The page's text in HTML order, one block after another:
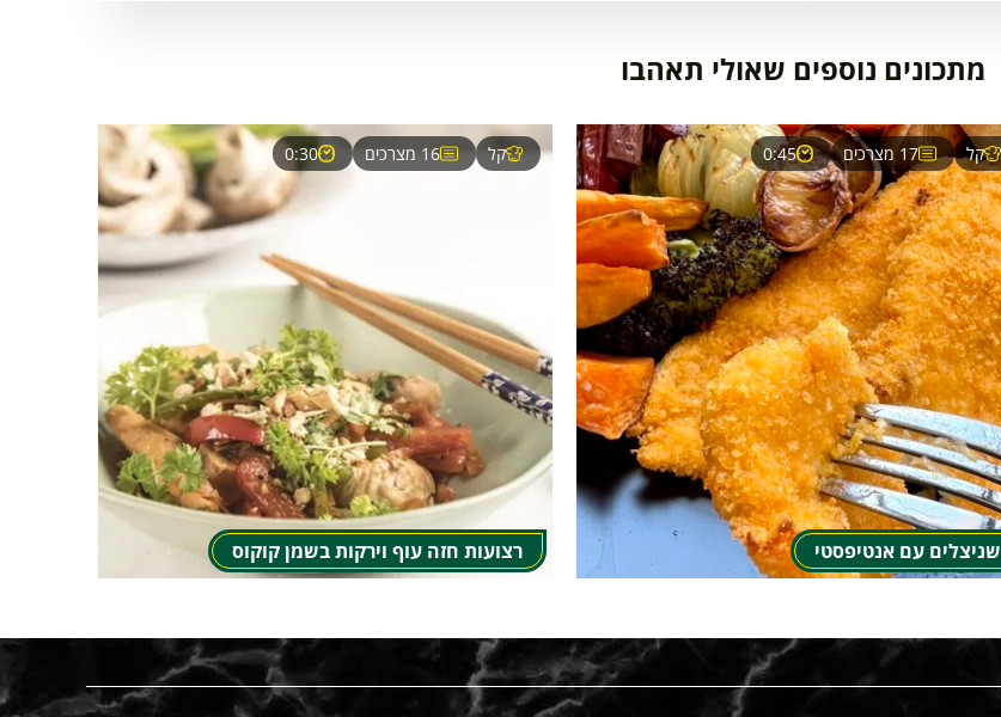
מתכונים נוספים שאולי תאהבו
שניצלים עם אנטיפסטי
קל 17 מצרכים 0:45
רצועות חזה עוף וירקות בשמן קוקוס
קל 16 מצרכים 0:30